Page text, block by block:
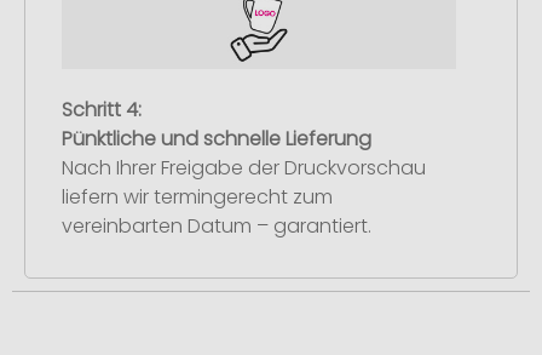
Schritt 4:
Pünktliche und schnelle Lieferung
Nach Ihrer Freigabe der Druckvorschau
liefern wir termingerecht zum
vereinbarten Datum – garantiert.